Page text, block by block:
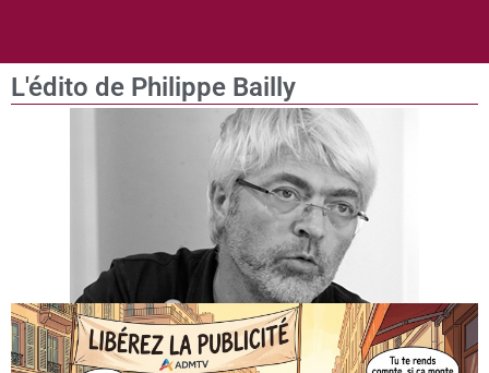
L'édito de Philippe Bailly